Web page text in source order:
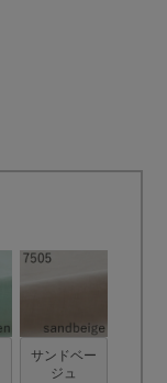
サンドベー
ジュ